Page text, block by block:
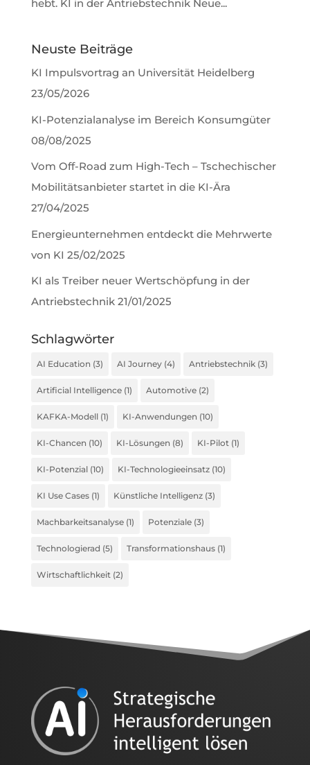
hebt. KI in der Antriebstechnik Neue...
Neuste Beiträge
KI Impulsvortrag an Universität Heidelberg
23/05/2026
KI-Potenzialanalyse im Bereich Konsumgüter
08/08/2025
Vom Off-Road zum High-Tech – Tschechischer
Mobilitätsanbieter startet in die KI-Ära
27/04/2025
Energieunternehmen entdeckt die Mehrwerte
von KI 25/02/2025
KI als Treiber neuer Wertschöpfung in der
Antriebstechnik 21/01/2025
Schlagwörter
AI Education (3) AI Journey(4) Antriebstechnik(3)
Artificial Intelligence(1) Automotive(2)
KAFKA-Modell(1) KI-Anwendungen (10)
KI-Chancen (10) KI-Lösungen (8) KI-Pilot(1)
KI-Potenzial(10) KI-Technologieeinsatz(10)
KI Use Cases(1) Künstliche Intelligenz(3)
Machbarkeitsanalyse(1) Potenziale(3)
Technologierad (5) Transformationshaus(1)
Wirtschaftlichkeit(2)